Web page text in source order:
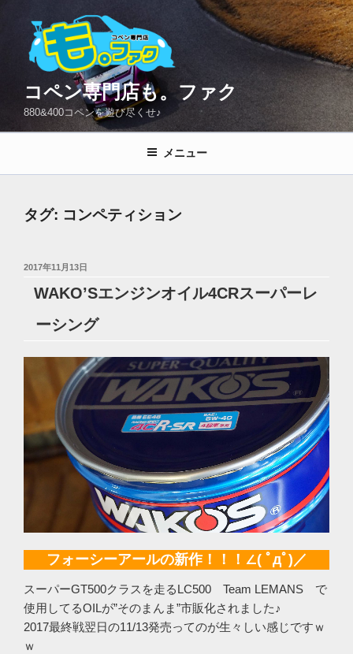
プ
コペン専門店も。ファク
880&400コペンを遊び尽くせ♪
メニュー
タグ: コンペティション
投
2017年11月13日
WAKO’Sエンジンオイル4CRスーパーレ
ーシング
フォーシーアールの新作！！！∠( ﾟдﾟ)／
スーパーGT500クラスを走るLC500 Team LEMANS で
使用してるOILが”そのまんま”市販化されました♪
2017最終戦翌日の11/13発売ってのが生々しい感じですｗ
ｗ